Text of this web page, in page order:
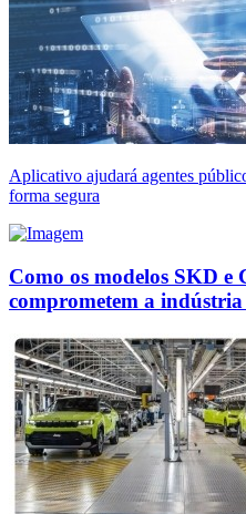
Aplicativo ajudará agentes
forma segura
Como os modelos SKD e
comprometem a